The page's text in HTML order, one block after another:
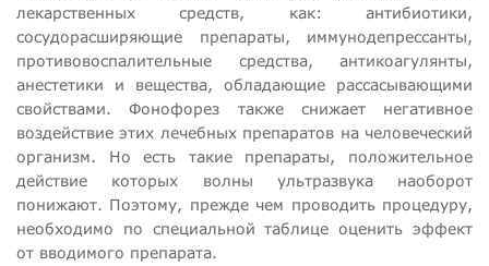
лекарственных средств, как: антибиотики,
сосудорасширяющие препараты, иммунодепрессанты,
противовоспалительные средства, антикоагулянты,
анестетики и вещества, обладающие рассасывающими
свойствами. Фонофорез также снижает негативное
воздействие этих лечебных препаратов на человеческий
организм. Но есть такие препараты, положительное
действие которых волны ультразвука наоборот
понижают. Поэтому, прежде чем проводить процедуру,
необходимо по специальной таблице оценить эффект
от вводимого препарата.